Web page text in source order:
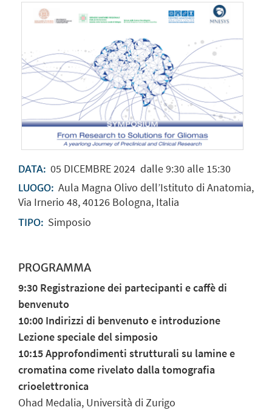
DATA: 05 DICEMBRE2024dalle 9:30 alle 15:30
LUOGO: Aula Magna Olivo dell’Istituto di Anatomia,
Via Irnerio 48, 40126 Bologna, Italia
TIPO: Simposio
PROGRAMMA
9:30 Registrazione dei partecipanti e caffè di
benvenuto
10:00 Indirizzi di benvenuto e introduzione
Lezione speciale del simposio
10:15 Approfondimenti strutturali su lamine e
cromatina come rivelato dalla tomografia
crioelettronica
Ohad Medalia, Università di Zurigo